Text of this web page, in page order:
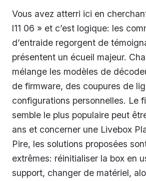
Vous avez atterri ici en
l11 06 » et c’est logique: les
d’entraide regorgent de
présentent un écueil majeur.
mélange les modèles de
de firmware, des coupures de
configurations personnelles. Le
semble le plus populaire peut
ans et concerner une Livebox
Pire, les solutions proposées
extrêmes: réinitialiser la box en
support, changer de matériel,